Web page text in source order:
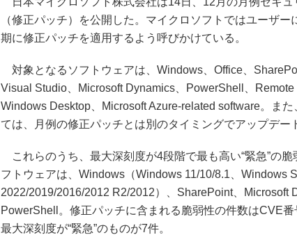
（修正パッチ）を公開した。マイクロソフトではユーザ
期に修正パッチを適用するよう呼びかけている。
対象となるソフトウェアは、Windows、Office、
Visual Studio、Microsoft Dynamics、PowerShell、
Windows Desktop、Microsoft Azure-related software。ま
ては、月例の修正パッチとは別のタイミングでアップデー
これらのうち、最大深刻度が4段階で最も高い“緊急”の脆
フトウェアは、Windows（Windows 11/10/8.1、Windows
2022/2019/2016/2012 R2/2012）、SharePoint、Microsoft
PowerShell。修正パッチに含まれる脆弱性の件数はCVE
最大深刻度が“緊急”のものが7件。